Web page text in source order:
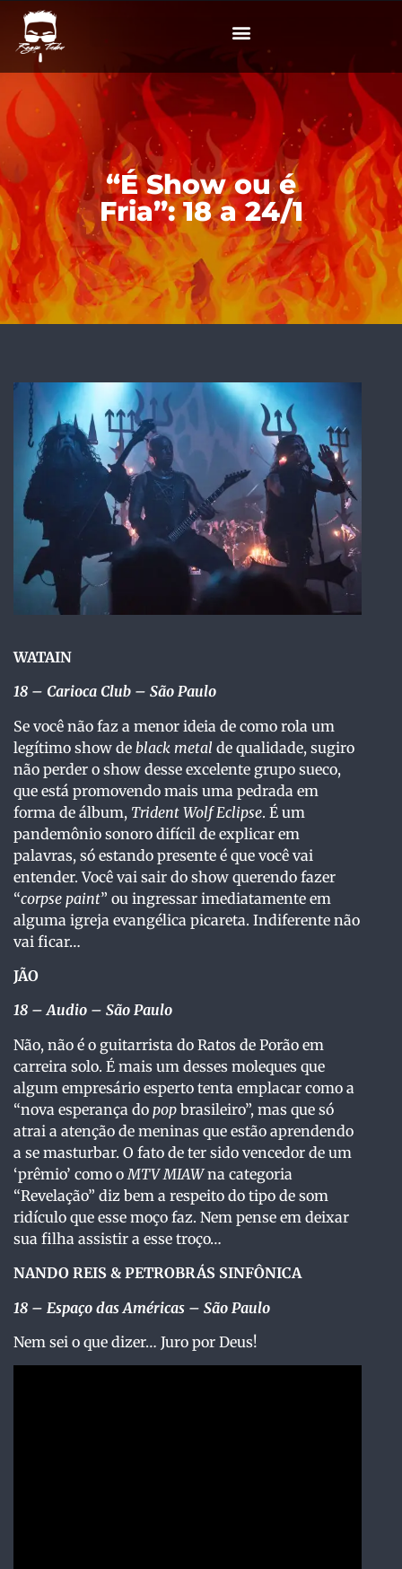
“É Show ou é
Fria”: 18 a 24/1
WATAIN
18 – Carioca Club – São Paulo
Se você não faz a menor ideia de como rola um
legítimo show de black metal de qualidade, sugiro
não perder o show desse excelente grupo sueco,
que está promovendo mais uma pedrada em
forma de álbum, Trident Wolf Eclipse. É um
pandemônio sonoro difícil de explicar em
palavras, só estando presente é que você vai
entender. Você vai sair do show querendo fazer
“corpse paint” ou ingressar imediatamente em
alguma igreja evangélica picareta. Indiferente não
vai ficar…
JÃO
18 – Audio – São Paulo
Não, não é o guitarrista do Ratos de Porão em
carreira solo. É mais um desses moleques que
algum empresário esperto tenta emplacar como a
“nova esperança do pop brasileiro”, mas que só
atrai a atenção de meninas que estão aprendendo
a se masturbar. O fato de ter sido vencedor de um
‘prêmio’ como o MTV MIAWna categoria
“Revelação” diz bem a respeito do tipo de som
ridículo que esse moço faz. Nem pense em deixar
sua filha assistir a esse troço…
NANDO REIS & PETROBRÁS SINFÔNICA
18 – Espaço das Américas – São Paulo
Nem sei o que dizer… Juro por Deus!